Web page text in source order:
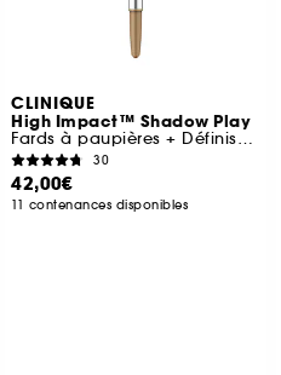
CLINIQUE
High Impact™ Shadow Play
Fards à paupières + Définisseur
30
42,00€
11 contenances disponibles